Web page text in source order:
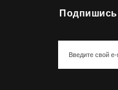
Подпишись